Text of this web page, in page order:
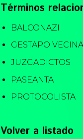
Términos
BALCONAZI
GESTAPO
JUZGADICTOS
PASEANTA
PROTOCOLISTA
Volver a listado